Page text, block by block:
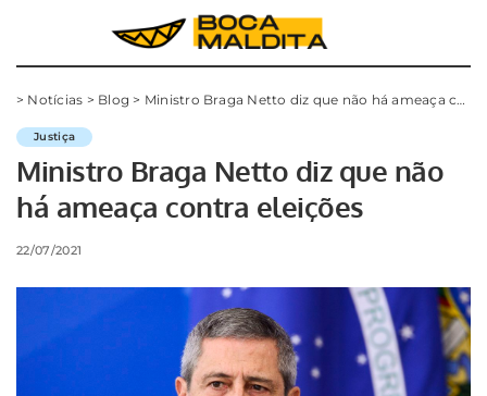
> Notícias > Blog > Ministro Braga Netto diz que não há ameaça contra eleições
Justiça
Ministro Braga Netto diz que não
há ameaça contra eleições
22/07/2021